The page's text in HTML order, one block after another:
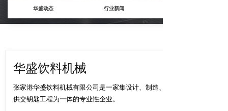
华盛动态 行业新闻
华盛饮料机械
张家港华盛饮料机械有限公司是一家集设计、制造、销售及为客户提
供交钥匙工程为一体的专业性企业。